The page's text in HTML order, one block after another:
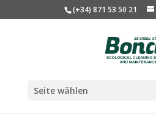
(+34) 871 53 50 21
Seite wählen